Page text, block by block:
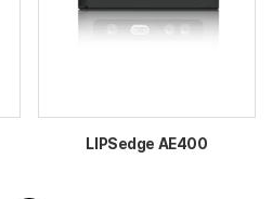
LIPSedge AE400